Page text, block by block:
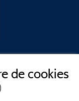
de cookies